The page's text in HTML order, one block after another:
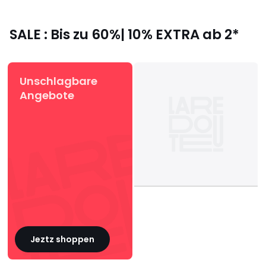
SALE : Bis zu 60%| 10% EXTRA ab 2*
Unschlagbare
Angebote
Jeztz shoppen